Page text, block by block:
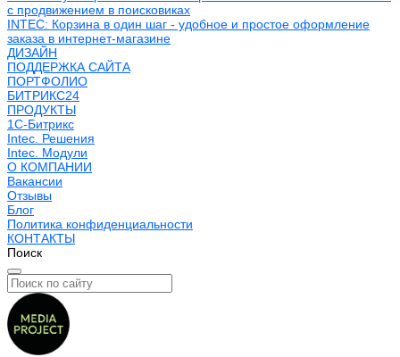
с продвижением в поисковиках
INTEC: Корзина в один шаг - удобное и простое оформление
заказа в интернет-магазине
ДИЗАЙН
ПОДДЕРЖКА САЙТА
ПОРТФОЛИО
БИТРИКС24
ПРОДУКТЫ
1С-Битрикс
Intec. Решения
Intec. Модули
О КОМПАНИИ
Вакансии
Отзывы
Блог
Политика конфиденциальности
КОНТАКТЫ
Поиск